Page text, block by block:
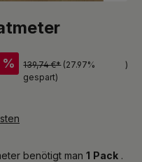
% 139,74 €* (27.97%
gespart)
)
benötigt man 1 Pack.